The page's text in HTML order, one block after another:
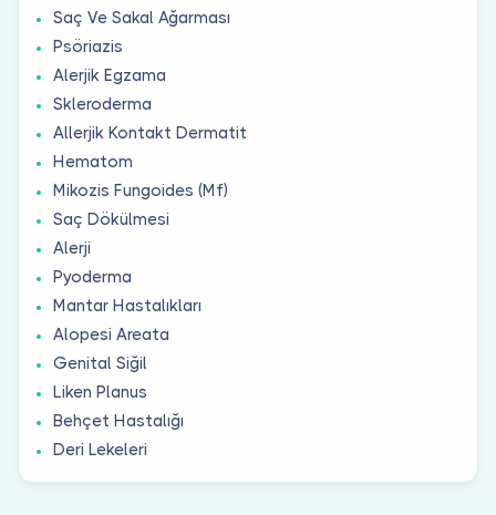
Saç Ve Sakal Ağarması
Psöriazis
Alerjik Egzama
Skleroderma
Allerjik Kontakt Dermatit
Hematom
Mikozis Fungoides (Mf)
Saç Dökülmesi
Alerji
Pyoderma
Mantar Hastalıkları
Alopesi Areata
Genital Siğil
Liken Planus
Behçet Hastalığı
Deri Lekeleri